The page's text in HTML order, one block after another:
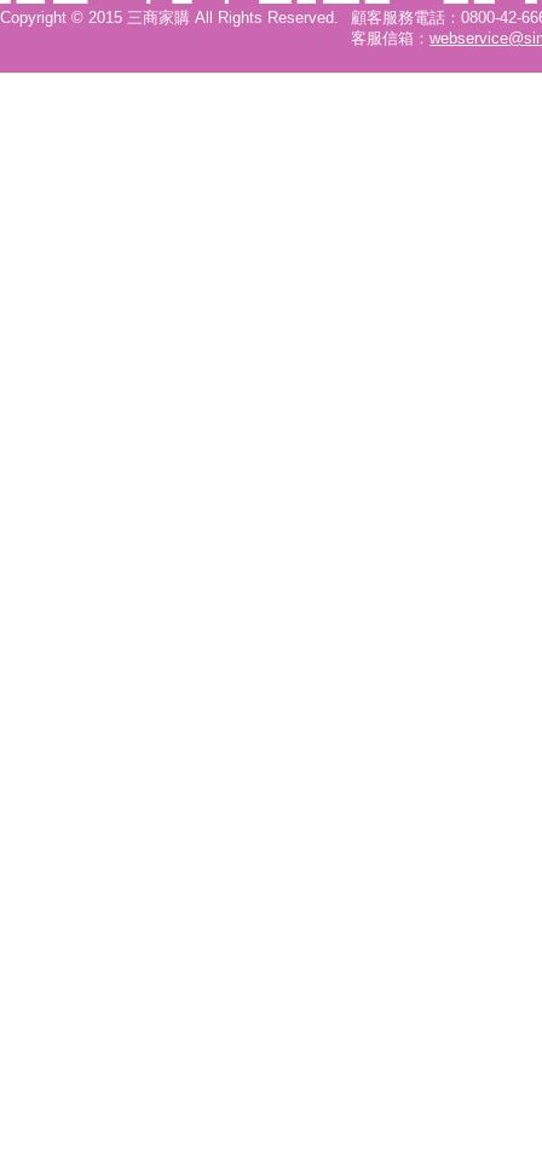
Copyright © 2015 三商家購 All Rights Reserved.
顧客服務電話：0800-42-
客服信箱：